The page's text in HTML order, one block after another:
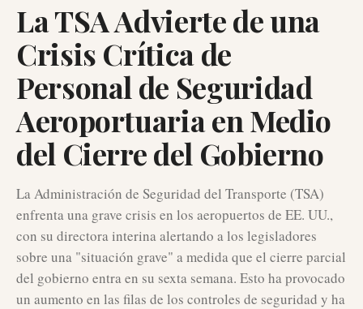
La TSA Advierte de una
Crisis Crítica de
Personal de Seguridad
Aeroportuaria en Medio
del Cierre del Gobierno
La Administración de Seguridad del Transporte (TSA)
enfrenta una grave crisis en los aeropuertos de EE. UU.,
con su directora interina alertando a los legisladores
sobre una "situación grave" a medida que el cierre parcial
del gobierno entra en su sexta semana. Esto ha provocado
un aumento en las filas de los controles de seguridad y ha